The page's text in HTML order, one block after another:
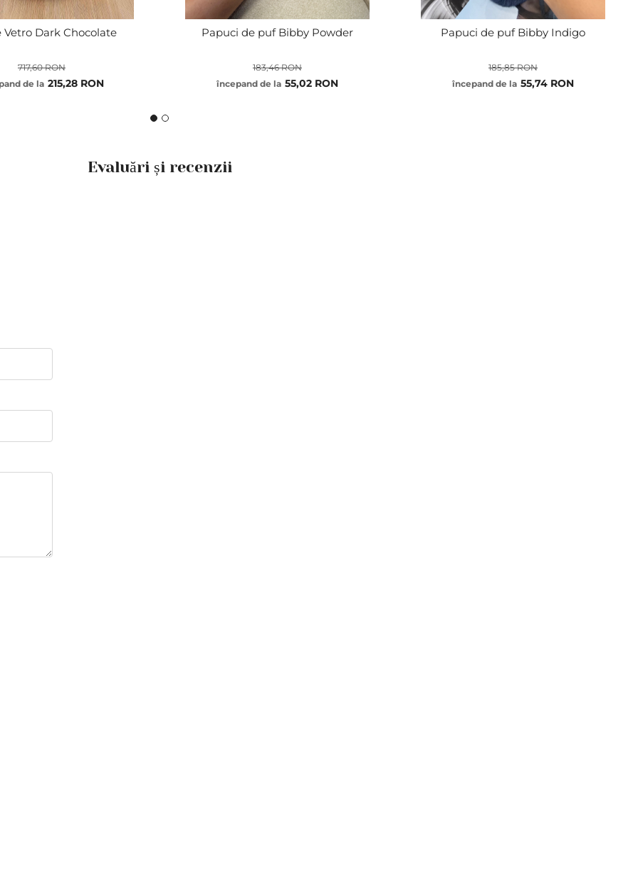
Vetro Dark Chocolate
de la 215,28 RON
717,60 RON
Papuci de puf Bibby Powder
începand de la 55,02 RON
183,46 RON
Papuci de puf Bibby Indigo
începand de la 55,74 RON
185,85 RON
Evaluări și recenzii